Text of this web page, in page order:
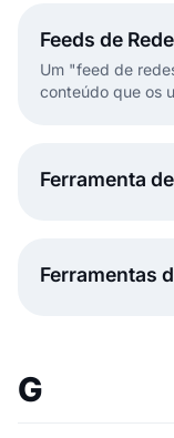
Feeds de
Um "feed de
conteúdo que os
Ferramenta
Ferramentas
G